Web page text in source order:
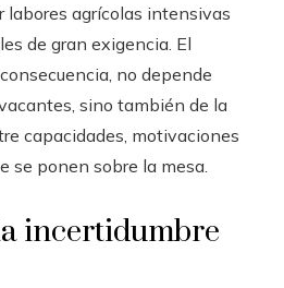
labores agrícolas intensivas
de gran exigencia. El
no depende
sino también de la
capacidades, motivaciones
se ponen sobre la mesa.
incertidumbre